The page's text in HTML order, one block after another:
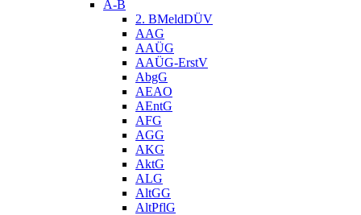
A-B
2. BMeldDÜV
AAG
AAÜG
AAÜG-ErstV
AbgG
AEAO
AEntG
AFG
AGG
AKG
AktG
ALG
AltGG
AltPflG